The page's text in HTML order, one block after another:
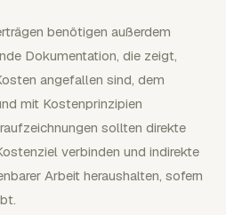
benötigen außerdem
Dokumentation, die zeigt,
angefallen sind, dem
mit Kostenprinzipien
sollten direkte
verbinden und indirekte
Arbeit heraushalten, sofern